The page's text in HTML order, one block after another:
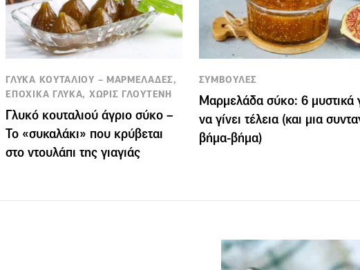
ΓΛΥΚΑ ΚΟΥΤΑΛΙΟΥ – ΜΑΡΜΕΛΑΔΕΣ,
ΕΠΟΧΙΚΑ ΓΛΥΚΑ, ΧΩΡΙΣ ΓΛΟΥΤΕΝΗ
Γλυκό κουταλιού άγριο σύκο –
Το «συκαλάκι» που κρύβεται
στο ντουλάπι της γιαγιάς
ΣΥΜΒΟΥΛΕΣ
Μαρμελάδα σύκο: 6 μυστικά
να γίνει τέλεια (και μια
βήμα-βήμα)